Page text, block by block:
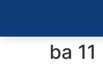
ba 11